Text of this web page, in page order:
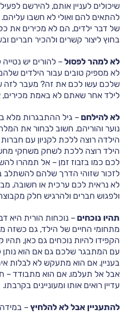
שיכולים לעניין אותם, להירשם
להתאים להם ואולי לא חשבו
של דבר ילדים, הם לא מכירים את
בחוץ ליצור קשרים ולהכיר חברים
לא למהר לפסול – להורים יש
לא מספיק טובים עבור הילדים
שלכם עשו לכם את זה? מעבר לזה
לילד אחר שאתם לא באמת מכירים,
לא להילחם – גיל ההתבגרות מלא
נוער והוריהם. חשוב לבחור את
הילדה רוצה ללכת לקניון עם
הילד רוצה ללכת לשחק משחקי
לכם כמו בזבוז זמן – אל תמהרו
לזכור שזוהי הדרך שלהם להשתלב
לא נראית לכם ערכית או חשובה,
ולפגוש חברים ולהרגיש חלק
תהיו נוכחים – נוכחות הורית היא
מתחומי החיים של הילד, גם כשזה
הקפידו להיות נוכחים גם כאן, תהיו
עם המתבגר שלכם גם אם הוא
בעניין. אם הוא מתעקש לא לבלות
אבל אל תעלמו. אם הוא מתבודד –
עדיין רואים אותו ומעוניינים בקרבתו.
להתעניין אבל לא להלחיץ –